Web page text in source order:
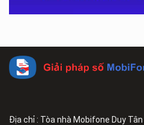
Địa chỉ : Tòa nhà Mobifone Duy Tân